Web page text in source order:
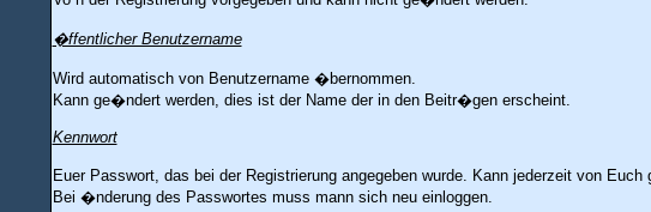
�ffentlicher Benutzername
Wird automatisch von Benutzername �bernommen.
Kann ge�ndert werden, dies ist der Name der in den Beitr�gen erscheint.
Kennwort
Euer Passwort, das bei der Registrierung angegeben wurde. Kann jederzeit von
Bei �nderung des Passwortes muss mann sich neu einloggen.